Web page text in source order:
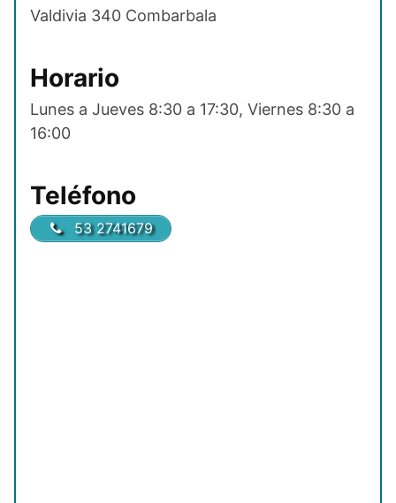
Valdivia 340 Combarbala
Horario
Lunes a Jueves 8:30 a 17:30, Viernes 8:30 a
16:00
Teléfono
53 2741679